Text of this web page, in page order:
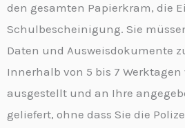
den gesamten Papierkram, die
Schulbescheinigung. Sie
Daten und Ausweisdokumente
Innerhalb von 5 bis 7
ausgestellt und an Ihre
geliefert, ohne dass Sie die